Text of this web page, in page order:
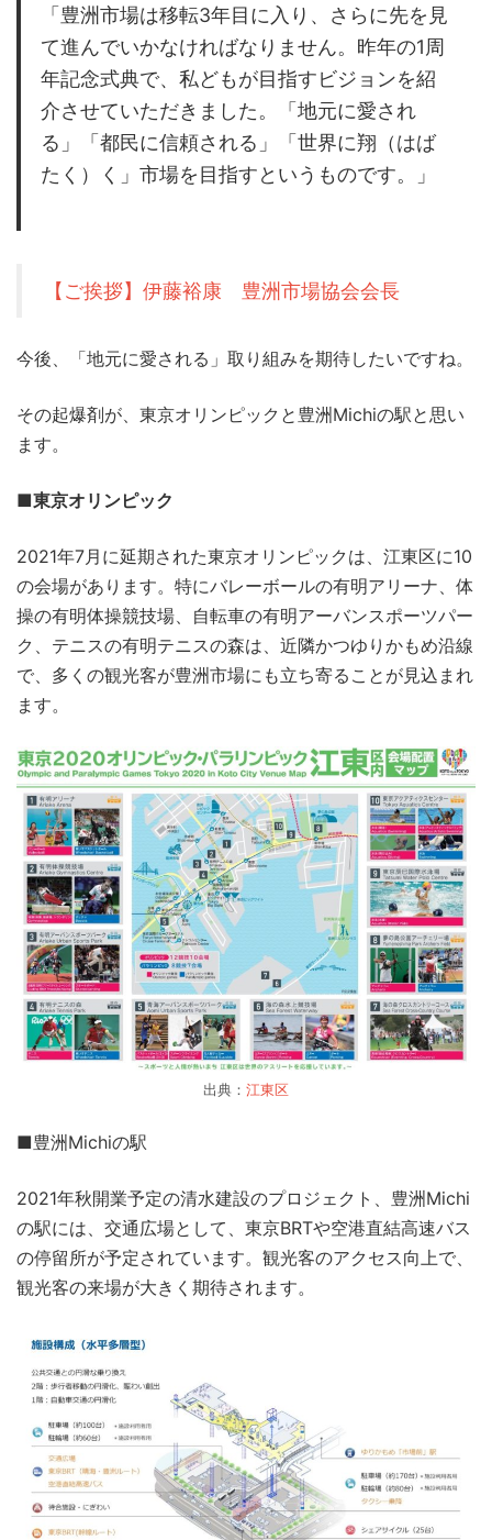
「豊洲市場は移転3年目に入り、さらに先を見
て進んでいかなければなりません。昨年の1周
年記念式典で、私どもが目指すビジョンを紹
介させていただきました。「地元に愛され
る」「都民に信頼される」「世界に翔（はば
たく）く」市場を目指すというものです。」
【ご挨拶】伊藤裕康 豊洲市場協会会長
今後、「地元に愛される」取り組みを期待したいですね。
その起爆剤が、東京オリンピックと豊洲Michiの駅と思い
ます。
■東京オリンピック
2021年7月に延期された東京オリンピックは、江東区に10
の会場があります。特にバレーボールの有明アリーナ、体
操の有明体操競技場、自転車の有明アーバンスポーツパー
ク、テニスの有明テニスの森は、近隣かつゆりかもめ沿線
で、多くの観光客が豊洲市場にも立ち寄ることが見込まれ
ます。
出典： 江東区
■豊洲Michiの駅
2021年秋開業予定の清水建設のプロジェクト、豊洲Michi
の駅には、交通広場として、東京BRTや空港直結高速バス
の停留所が予定されています。観光客のアクセス向上で、
観光客の来場が大きく期待されます。